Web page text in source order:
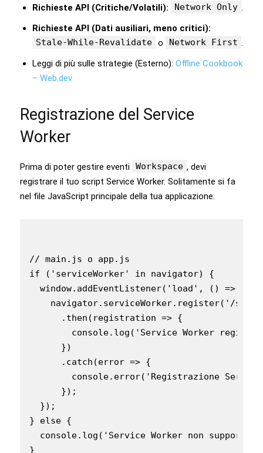
Richieste API (Critiche/Volatili):
Network Only
Richieste API (Dati ausiliari, meno critici):
Stale-While-Revalidate o Network First
Leggi di più sulle strategie (Esterno): Offline Cookbook
– Web.dev
Registrazione del Service
Worker
Prima di poter gestire eventi Workspace , devi
registrare il tuo script Service Worker. Solitamente si fa
nel file JavaScript principale della tua applicazione.
// main.js o app.js
if ('serviceWorker' in navigator) {
  window.addEventListener('load', () => {
navigator.serviceWorker.register('/
      .then(registration => {
console.log('Service Worker
      })
      .catch(error => {
console.error('Registrazione
      });
  });
} else {
console.log('Service Worker non
}